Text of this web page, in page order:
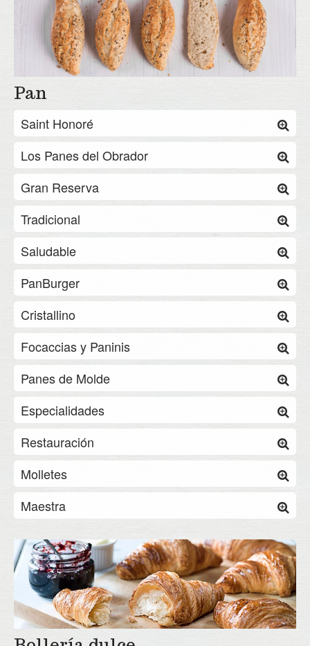
Área Distribuidores
Pan
Saint Honoré
Los Panes del Obrador
Gran Reserva
Tradicional
Saludable
PanBurger
Cristallino
Focaccias y Paninis
Panes de Molde
Especialidades
Restauración
Molletes
Maestra